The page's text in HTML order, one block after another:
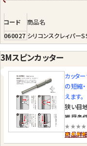
コード 商品名
060027 シリコンスクレィパー
3Mスピンカッター
カッタ
の短縮
えます。
狭い目
推奨条
狭い目
ご使用
商品詳